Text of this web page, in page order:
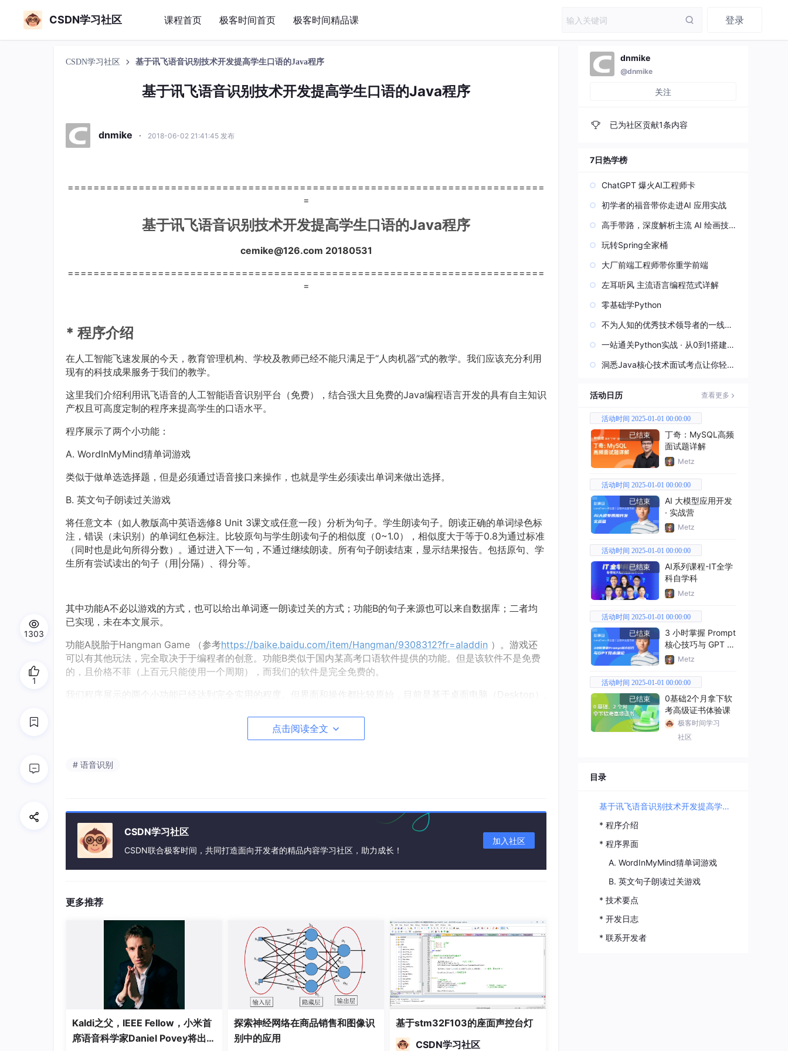
CSDN学习社区 课程首页 极客时间首页 极客时间精品课 登录
CSDN学习社区 基于讯飞语音识别技术开发提高学生口语的Java程序
基于讯飞语音识别技术开发提高学生口语的Java程序
dnmike · 2018-06-02 21:41:45 发布
==========================================================================
=
基于讯飞语音识别技术开发提高学生口语的Java程序
cemike@126.com 20180531
==========================================================================
=
* 程序介绍
在 人工智能飞速发展的今天， 教育管理机构、 学校及教师已经不能只满足于“人肉机器”式的教学。我们应该充分利用
现有的科技成果服务于我们的教学。
这里我们介绍利用讯飞语音的人工智能语音识别平台（免费） ， 结合强大 且免费的Java编程语言开发的具有自主知识
产权 且 可高度定制的程序来提高学生的口语水平。
程序展示了两个小功能 ：
A. WordInMyMind猜单词游戏
类似于做单选选择题，但是必须通过语音接口来操作，也就是学生必须读出单词来做出选择。
B. 英文句子朗读过关游戏
将任意文本 （如 人教版高中英语选修8 Unit 3课文或任意一段）分析为句子。学生朗读句子。 朗读正确的单词绿色标
注，错误（未识别） 的单词红色标注。比较原句与学生朗读句子的相似度 （0~1.0）， 相似度大于等于0.8为通过标准
（ 同时也是此句所得分数）。通过进入下一句，不通过继续朗读。 所有句子朗读结束 ， 显示结果报告。包括原句、学
生所有尝试读出的句子（用|分隔） 、 得分等。
其中功能A不必以游戏的方式， 也可以给出单词逐一朗读过关的方式； 功能B的句子来源也可以来自数据库；二者均
已实现，未在本文展示。
功能A脱胎于Hangman Game （参考https://baike.baidu.com/item/Hangman/9308312?fr=aladdin ） 。 游戏还
可以有其他玩法，完全取决于于编程者的创意。功能B类似于国内某高考口语软件提供的功能。 但是该软件不是免费
的，且价格不菲
（上百元 只能使用一个周期），而我们的软件是完全免费的。
我们程序展示的两个 小功能已经 达到完全 界面和操作都比较原始， 目前 是基于桌面电脑（ Desktop
程序界面
A. WordInMyMind猜单词游戏
1. 选择要测试的单元，点击Game按钮
3. 如果讯飞语音识别出给定的三个单词之一，但不是目标单词，会在单词后方括号标注[猜错] 。
点击阅读全文
# 语音识别
CSDN学习社区
CSDN联合极客时间，共同打造面向开发者的精品内容学习社区，助力成长！
加入社区
更多推荐
Kaldi之父，IEEE Fellow，小米首
席语音科学家Daniel Povey将出席
探索神经网络在商品销售和图像识
别中的应用
基于stm32F103的座面声控台灯
CSDN学习社区
1303
1
dnmike
@dnmike
关注
已为社区贡献1条内容
7日热学榜
ChatGPT 爆火AI工程师卡
初学者的福音带你走进AI 应用实战
高手带路，深度解析主流 AI 绘画技
术原理
玩转Spring全家桶
大厂前端工程师带你重学前端
左耳听风 主流语言编程范式详解
零基础学Python
不为人知的优秀技术领导者的一线实
一站通关Python实战 · 从0到1搭建直
播视频平台
洞悉Java核心技术面试考点让你轻松
活动日历
查看更多
活动时间 2025-01-01 00:00:00
已结束
丁奇：MySQL高频
面试题详解
Metz
活动时间 2025-01-01 00:00:00
已结束
AI 大模型应用开发
· 实战营
Metz
活动时间 2025-01-01 00:00:00
已结束
AI系列课程-IT全学
科自学科
Metz
活动时间 2025-01-01 00:00:00
已结束
3 小时掌握 Prompt
核心技巧与 GPT 技
术理论
Metz
活动时间 2025-01-01 00:00:00
已结束
0基础2个月拿下软
考高级证书体验课
极客时间学习
社区
目录
基于讯飞语音识别技术开发提高学生口语的Java程序
* 程序介绍
* 程序界面
A. WordInMyMind猜单词游戏
B. 英文句子朗读过关游戏
* 技术要点
* 开发日志
* 联系开发者